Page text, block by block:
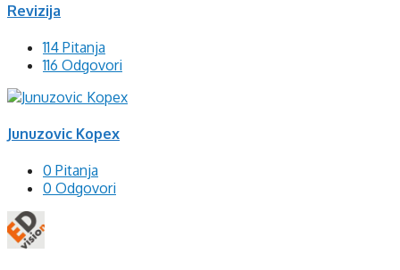
Revizija
114 Pitanja
116 Odgovori
Junuzovic Kopex
0 Pitanja
0 Odgovori